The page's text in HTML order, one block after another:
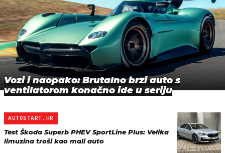
Vozi i naopako: Brutalno brzi auto s
ventilatorom konačno ide u seriju
AUTOSTART.HR
Test Škoda Superb PHEV SportLine Plus: Velika
limuzina troši kao mali auto